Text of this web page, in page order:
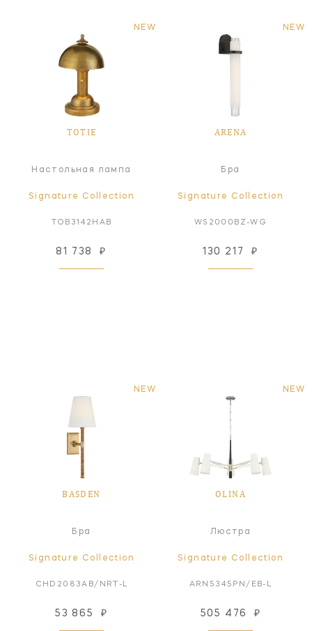
NEW
TOTIE
Настольная лампа
Signature Collection
TOB3142HAB
81 738 ₽
NEW
ARENA
Бра
Signature Collection
WS2000BZ-WG
130 217 ₽
NEW
BASDEN
Бра
Signature Collection
CHD2083AB/NRT-L
53 865 ₽
NEW
OLINA
Люстра
Signature Collection
ARN5345PN/EB-L
505 476 ₽